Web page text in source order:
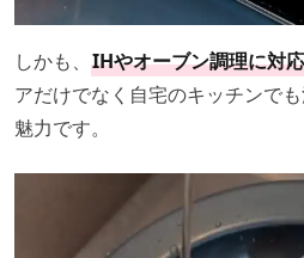
しかも、 IHやオーブン調理に対応
アだけでなく自宅のキッチンで
魅力です。